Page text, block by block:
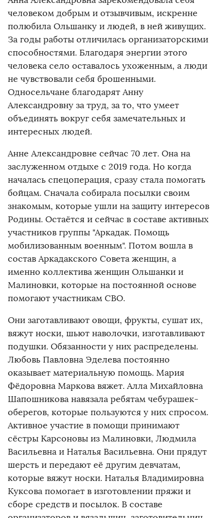
человеком добрым и отзывчивым, искренне
полюбила Ольшанку и людей, в ней живущих.
За годы работы отличилась организаторскими
способностями. Благодаря энергии этого
человека село оставалось ухоженным, а люди
не чувствовали себя брошенными.
Односельчане благодарят Анну
Александровну за труд, за то, что умеет
объединять вокруг себя замечательных и
интересных людей.
Анне Александровне сейчас 70 лет. Она на
заслуженном отдыхе с 2019 года. Но когда
началась спецоперация, сразу стала помогать
бойцам. Сначала собирала посылки своим
знакомым, которые ушли на защиту интересов
Родины. Остаётся и сейчас в составе активных
участников группы "Аркадак. Помощь
мобилизованным военным". Потом вошла в
состав Аркадакского Совета женщин, а
именно коллектива женщин Ольшанки и
Малиновки, которые на постоянной основе
помогают участникам СВО.
Они заготавливают овощи, фрукты, сушат их,
вяжут носки, шьют наволочки, изготавливают
подушки. Обязанности у них распределены.
Любовь Павловна Эделева постоянно
оказывает материальную помощь. Мария
Фёдоровна Маркова вяжет. Алла Михайловна
Шапошникова навязала ребятам чебурашек-
оберегов, которые пользуются у них спросом.
Активное участие в помощи принимают
сёстры Карсоновы из Малиновки, Людмила
Васильевна и Наталья Васильевна. Они прядут
шерсть и передают её другим девчатам,
которые вяжут носки. Наталья Владимировна
Куксова помогает в изготовлении пряжи и
сборе средств и посылок. В составе